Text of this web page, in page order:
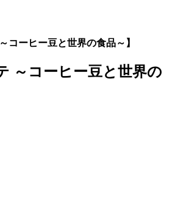
コーヒー豆と世界の食品～】
～コーヒー豆と世界の